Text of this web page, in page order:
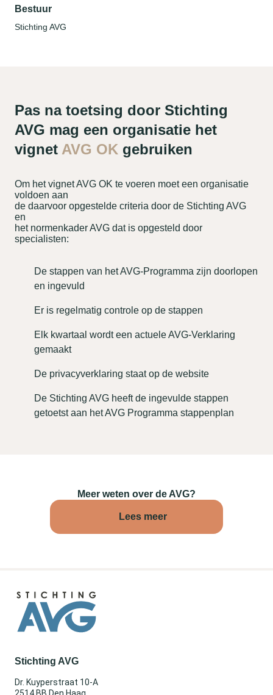
Bestuur
Stichting AVG
Pas na toetsing door Stichting
AVG mag een organisatie het
vignet AVG OK gebruiken
Om het vignet AVG OK te voeren moet een organisatie
voldoen aan
de daarvoor opgestelde criteria door de Stichting AVG
en
het normenkader AVG dat is opgesteld door
specialisten:
De stappen van het AVG-Programma zijn doorlopen
en ingevuld
Er is regelmatig controle op de stappen
Elk kwartaal wordt een actuele AVG-Verklaring
gemaakt
De privacyverklaring staat op de website
De Stichting AVG heeft de ingevulde stappen
getoetst aan het AVG Programma stappenplan
Meer weten over de AVG?
Lees meer
Stichting AVG
Dr. Kuyperstraat 10-A